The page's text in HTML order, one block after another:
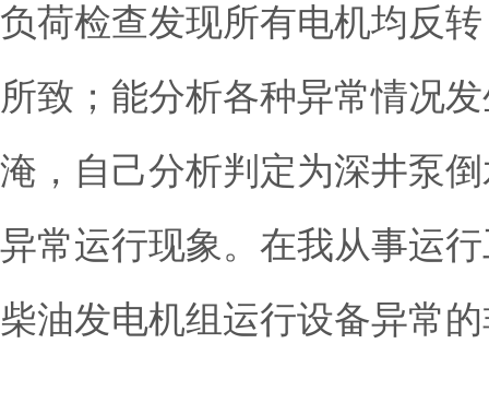
负荷检查发现所有电机均反
所致；能分析各种异常情况
淹，自己分析判定为深井泵
异常运行现象。在我从事运
柴油发电机组运行设备异常